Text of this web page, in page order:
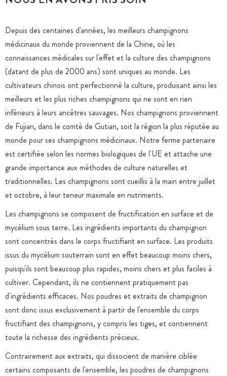
Depuis des centaines d'années, les meilleurs champignons
médicinaux du monde proviennent de la Chine, où les
connaissances médicales sur l'effet et la culture des champignons
(datant de plus de 2000 ans) sont uniques au monde. Les
cultivateurs chinois ont perfectionné la culture, produisant ainsi les
meilleurs et les plus riches champignons qui ne sont en rien
inférieurs à leurs ancêtres sauvages. Nos champignons proviennent
de Fujian, dans le comté de Gutian, soit la région la plus réputée au
monde pour ses champignons médicinaux. Notre ferme partenaire
est certifiée selon les normes biologiques de l'UE et attache une
grande importance aux méthodes de culture naturelles et
traditionnelles. Les champignons sont cueillis à la main entre juillet
et octobre, à leur teneur maximale en nutriments.
Les champignons se composent de fructification en surface et de
mycélium sous terre. Les ingrédients importants du champignon
sont concentrés dans le corps fructifiant en surface. Les produits
issus du mycélium souterrain sont en effet beaucoup moins chers,
puisqu'ils sont beaucoup plus rapides, moins chers et plus faciles à
cultiver. Cependant, ils ne contiennent pratiquement pas
d'ingrédients efficaces. Nos poudres et extraits de champignon
sont donc issus exclusivement à partir de l'ensemble du corps
fructifiant des champignons, y compris les tiges, et contiennent
toute la richesse des ingrédients précieux.
Contrairement aux extraits, qui dissocient de manière ciblée
certains composants de l'ensemble, les poudres de champignons